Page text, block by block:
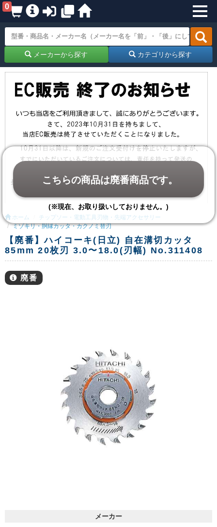
0
メーカーから探す カテゴリから探す
ホーム
チップソー・電動工具刃物・先端アクセサリー
ミゾキリ・胴縁カッタ・カクノミ替刃
【廃番】ハイコーキ(日立) 自在溝切カッタ
85mm 20枚刃 3.0〜18.0(刃幅) No.311408
廃番
メーカー
こちらの商品は廃番商品です。
(※現在、お取り扱いしておりません。)